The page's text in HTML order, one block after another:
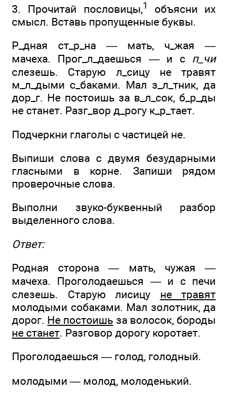
3. Прочитай пословицы,1
объясни их
смысл. Вставь пропущенные буквы.
Р_дная ст_р_на — мать, ч_жая —
мачеха. Прог_л_даешься — и с п_чи
слезешь. Старую л_сицу не травят
м_л_дыми с_баками. Мал з_л_тник, да
дор_г. Не постоишь за в_л_сок, б_р_ды
не станет. Разг_вор д_рогу к_р_тает.
Подчеркни глаголы с частицей не.
Выпиши слова с двумя безударными
гласными в корне. Запиши рядом
проверочные слова.
Выполни звуко-буквенный разбор
выделенного слова.
Ответ:
Родная сторона — мать, чужая —
мачеха. Проголодаешься — и с печи
слезешь. Старую лисицу не травят
молодыми собаками. Мал золотник, да
дорог. Не постоишь за волосок, бороды
не станет. Разговор дорогу коротает.
Проголодаешься — голод, голодный.
молодыми — молод, молоденький.